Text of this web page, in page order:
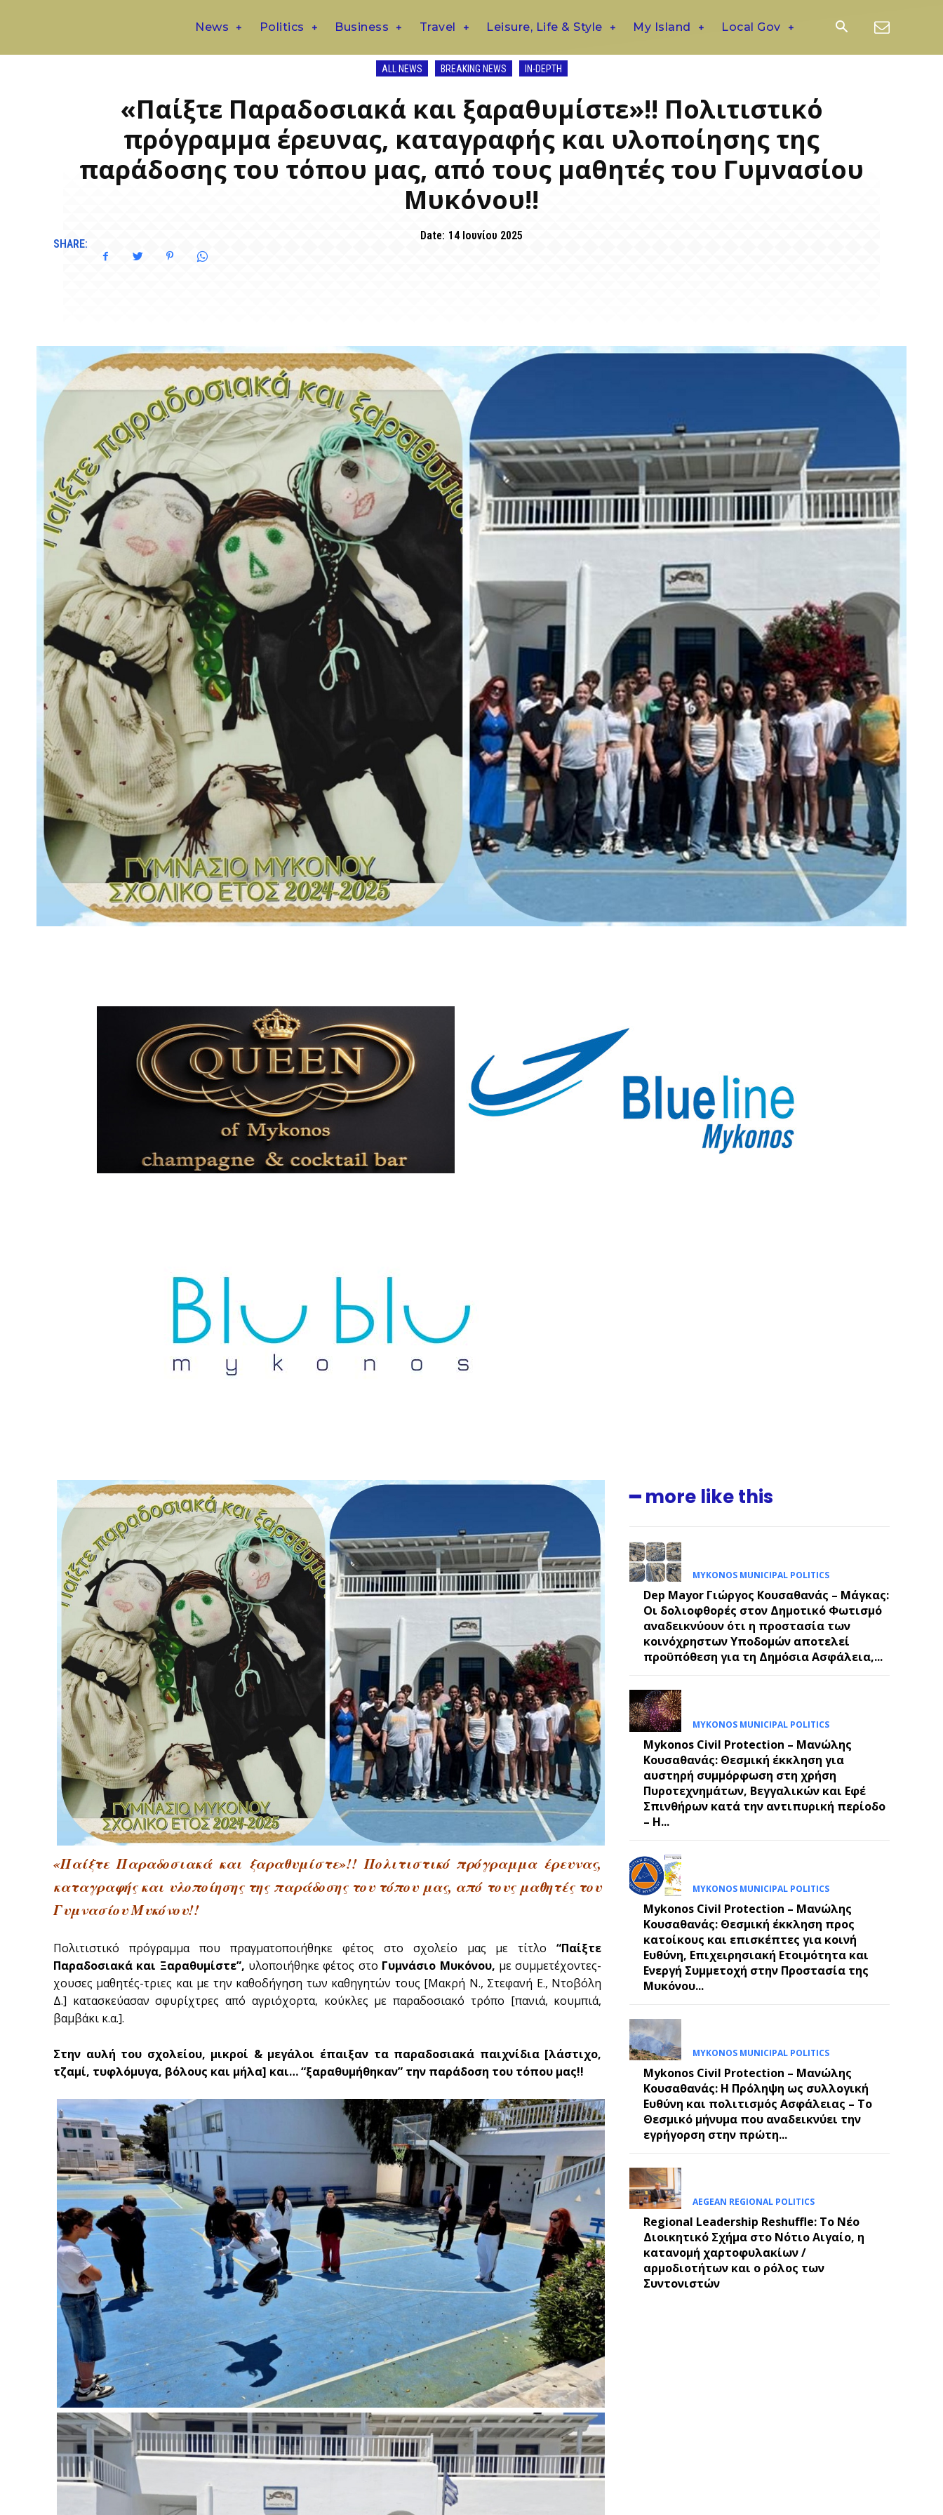
Don't miss out!
Sing up for our newsletter to stay in the loop.
News Politics Business Travel Leisure, Life & Style My Island Local Gov
ALL NEWS BREAKING NEWS IN-DEPTH
«Παίξτε Παραδοσιακά και ξαραθυμίστε»!! Πολιτιστικό
πρόγραμμα έρευνας, καταγραφής και υλοποίησης της
παράδοσης του τόπου μας, από τους μαθητές του Γυμνασίου
Μυκόνου!!
Date: 14 Ιουνίου 2025
SHARE:
«Παίξτε Παραδοσιακά και ξαραθυμίστε»!! Πολιτιστικό πρόγραμμα έρευνας,
καταγραφής και υλοποίησης της παράδοσης του τόπου μας, από τους μαθητές του
Γυμνασίου Μυκόνου!!
Πολιτιστικό πρόγραμμα που πραγματοποιήθηκε φέτος στο σχολείο μας με τίτλο“Παίξτε
Παραδοσιακά και Ξαραθυμίστε”, υλοποιήθηκε φέτος στο Γυμνάσιο Μυκόνου, με συμμετέχοντες-
χουσες μαθητές-τριες και με την καθοδήγηση των καθηγητών τους [Μακρή Ν., Στεφανή Ε., Ντοβόλη
Δ.] κατασκεύασαν σφυρίχτρες από αγριόχορτα, κούκλες με παραδοσιακό τρόπο [πανιά, κουμπιά,
βαμβάκι κ.α.].
Στην αυλή του σχολείου, μικροί & μεγάλοι έπαιξαν τα παραδοσιακά παιχνίδια [λάστιχο,
τζαμί, τυφλόμυγα, βόλους και μήλα] και… “ξαραθυμήθηκαν” την παράδοση του τόπου μας!!
━ more like this
MYKONOS MUNICIPAL POLITICS
Dep Mayor Γιώργος Κουσαθανάς – Μάγκας:
Οι δολιοφθορές στον Δημοτικό Φωτισμό
αναδεικνύουν ότι η προστασία των
κοινόχρηστων Υποδομών αποτελεί
προϋπόθεση για τη Δημόσια Ασφάλεια,...
MYKONOS MUNICIPAL POLITICS
Mykonos Civil Protection – Μανώλης
Κουσαθανάς: Θεσμική έκκληση για
αυστηρή συμμόρφωση στη χρήση
Πυροτεχνημάτων, Βεγγαλικών και Εφέ
Σπινθήρων κατά την αντιπυρική περίοδο
– Η...
MYKONOS MUNICIPAL POLITICS
Mykonos Civil Protection – Μανώλης
Κουσαθανάς: Θεσμική έκκληση προς
κατοίκους και επισκέπτες για κοινή
Ευθύνη, Επιχειρησιακή Ετοιμότητα και
Ενεργή Συμμετοχή στην Προστασία της
Μυκόνου...
MYKONOS MUNICIPAL POLITICS
Mykonos Civil Protection – Μανώλης
Κουσαθανάς: Η Πρόληψη ως συλλογική
Ευθύνη και πολιτισμός Ασφάλειας – Το
Θεσμικό μήνυμα που αναδεικνύει την
εγρήγορση στην πρώτη...
AEGEAN REGIONAL POLITICS
Regional Leadership Reshuffle: Το Νέο
Διοικητικό Σχήμα στο Νότιο Αιγαίο, η
κατανομή χαρτοφυλακίων /
αρμοδιοτήτων και ο ρόλος των
Συντονιστών